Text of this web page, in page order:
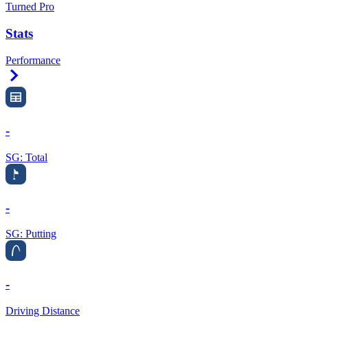
Turned Pro
Stats
Performance
-
SG: Total
-
SG: Putting
-
Driving Distance